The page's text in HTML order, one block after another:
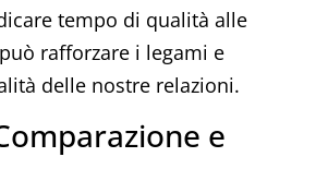
tempo di qualità alle
rafforzare i legami e
delle nostre relazioni.
e